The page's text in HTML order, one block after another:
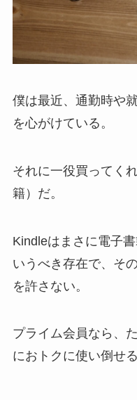
僕は最近、通勤時や
を心がけている。
それに一役買ってく
籍）だ。
Kindleはまさに電子
いうべき存在で、そ
を許さない。
プライム会員なら、
におトクに使い倒せる